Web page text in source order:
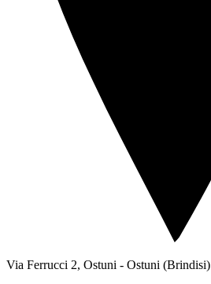
Via Ferrucci 2, Ostuni - Ostuni (Brindisi)